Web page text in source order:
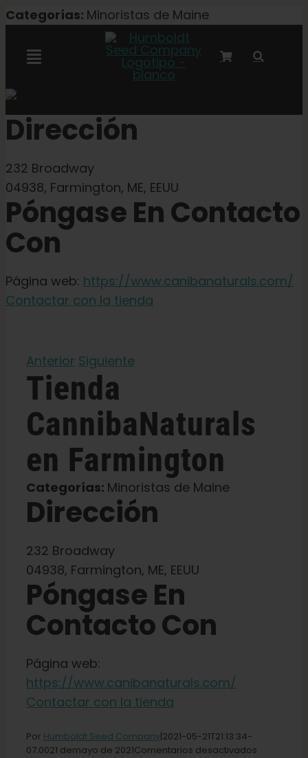
Ir
contenido
Categorías: Minoristas de Maine
Alternar
Semillas Autoflower
Semillas triploides
Semillas para jardín
Pulse
Acerca de
Caza de fenotipos
Preservación de la genética caribeña
Póngase en contacto con
Tienda
Buscar:
Dirección
232 Broadway
04938, Farmington, ME, EEUU
Póngase En Contacto
Con
Página web: https://www.canibanaturals.com/
Contactar con la tienda
Anterior Siguiente
Tienda
CannibaNaturals
en Farmington
Categorías: Minoristas de Maine
Dirección
232 Broadway
04938, Farmington, ME, EEUU
Póngase En
Contacto Con
Página web:
https://www.canibanaturals.com/
Contactar con la tienda
Por Humboldt Seed Company|2021-05-21T21:13:34-
07:0021 demayo de 2021Comentarios desactivados